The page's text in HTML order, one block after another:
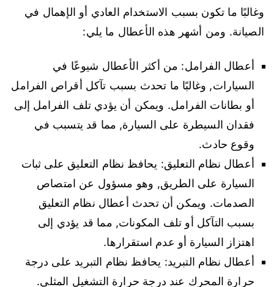
وغالبًا ما تكون بسبب الاستخدام العادي أو الإهمال في
الصيانة. ومن أشهر هذه الأعطال ما يلي:
أعطال الفرامل: من أكثر الأعطال شيوعًا في
السيارات, وغالبًا ما تحدث بسبب تآكل أقراص الفرامل
أو بطانات الفرامل. ويمكن أن يؤدي تلف الفرامل إلى
فقدان السيطرة على السيارة, مما قد يتسبب في
وقوع حادث.
أعطال نظام التعليق: يحافظ نظام التعليق على ثبات
السيارة على الطريق, وهو مسؤول عن امتصاص
الصدمات. ويمكن أن تحدث أعطال نظام التعليق
بسبب التآكل أو تلف المكونات, مما قد يؤدي إلى
اهتزاز السيارة أو عدم استقرارها.
أعطال نظام التبريد: يحافظ نظام التبريد على درجة
حرارة المحرك عند درجة حرارة التشغيل المثلى.